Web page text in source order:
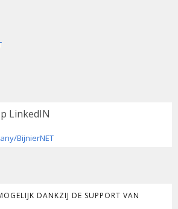
LinkedIN
BijnierNET
DANKZIJ DE SUPPORT VAN